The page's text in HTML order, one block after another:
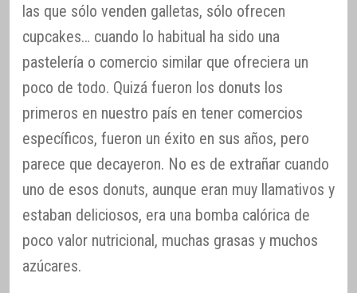
las que sólo venden galletas, sólo ofrecen
cupcakes… cuando lo habitual ha sido una
pastelería o comercio similar que ofreciera un
poco de todo. Quizá fueron los donuts los
primeros en nuestro país en tener comercios
específicos, fueron un éxito en sus años, pero
parece que decayeron. No es de extrañar cuando
uno de esos donuts, aunque eran muy llamativos y
estaban deliciosos, era una bomba calórica de
poco valor nutricional, muchas grasas y muchos
azúcares.